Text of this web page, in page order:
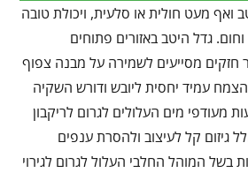
ואף מעט חולית או סלעית, ויכולת טובה
גדל היטב באזורים פתוחים
חזקים מסייעים לשמירה על מבנה צפוף
עמיד יחסית ליובש ודורש השקיה
מעודפי מים העלולים לגרום לריקבון
גיזום קל לעיצוב ולהסרת ענפים
בשל המוהל החלבי העלול לגרום לגירוי